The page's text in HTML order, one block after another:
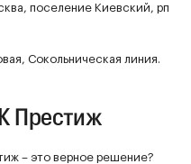
поселение Киевский, рп
Сокольническая линия.
Престиж
– это верное решение?